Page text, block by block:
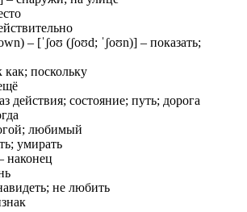
– [ˈʃoʊ (ʃoʊd; ˈʃoʊn)] – показать;
как; поскольку
действия; состояние; путь; дорога
любимый
умирать
наконец
не любить